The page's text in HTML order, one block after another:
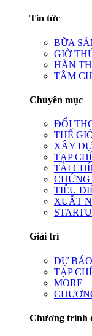
Tin tức
BỮA
GIỜ
HÀN
TÂM
Chuyên mục
ĐỐI
THẾ
XÂY
TẠP
TÀI
TIÊU
XUẤT
Giải trí
DỰ
TẠP
MORE
Chương trình